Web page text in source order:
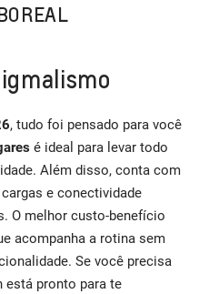
, tudo foi pensado para você
é ideal para levar todo
Além disso, conta com
e conectividade
O melhor custo-benefício
acompanha a rotina sem
Se você precisa
está pronto para te